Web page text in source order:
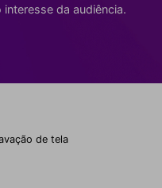
da audiência.
de tela